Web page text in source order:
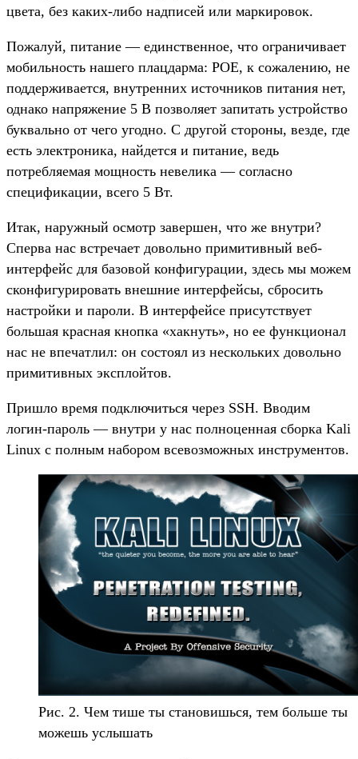
цвета, без каких-либо надписей или маркировок.
Пожалуй, питание — единственное, что ограничивает
мобильность нашего плацдарма: POE, к сожалению, не
поддерживается, внутренних источников питания нет,
однако напряжение 5 В позволяет запитать устройство
буквально от чего угодно. С другой стороны, везде, где
есть электроника, найдется и питание, ведь
потребляемая мощность невелика — согласно
спецификации, всего 5 Вт.
Итак, наружный осмотр завершен, что же внутри?
Сперва нас встречает довольно примитивный веб-
интерфейс для базовой конфигурации, здесь мы можем
сконфигурировать внешние интерфейсы, сбросить
настройки и пароли. В интерфейсе присутствует
большая красная кнопка «хакнуть», но ее функционал
нас не впечатлил: он состоял из нескольких довольно
примитивных эксплойтов.
Пришло время подключиться через SSH. Вводим
логин-пароль — внутри у нас полноценная сборка Kali
Linux с полным набором всевозможных инструментов.
Рис. 2. Чем тише ты становишься, тем больше ты
можешь услышать